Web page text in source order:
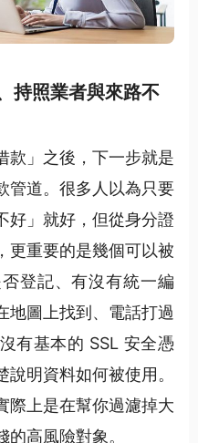
持照業者與來路不
款」之後，下一步就是
管道。很多人以為只要
好」就好，但從身分證
更重要的是幾個可以被
登記、有沒有統一編
地圖上找到、電話打過
有基本的 SSL 安全憑
明資料如何被使用。
際上是在幫你過濾掉大
高風險對象。